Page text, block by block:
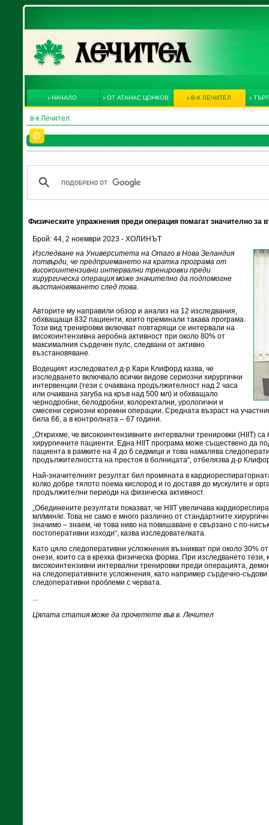
НАЧАЛО ОТ АТАНАС ЦОНКОВ В-К ЛЕЧИТЕЛ
в-к Лечител
Физическите упражнения преди операция помагат значително за
Брой: 44, 2 ноември 2023 - ХОЛИНЪТ
Изследване на Университета на Отаго в Нова Зеландия
потвърди, че предприемането на кратка програма от
високоинтензивни интервални тренировки преди
хирургическа операция може значително да подпомогне
възстановяването след това.
Авторите му направили обзор и анализ на 12 изследвания,
обхващащи 832 пациенти, които преминали такава програма.
Този вид тренировки включват повтарящи се интервали на
високоинтензивна аеробна активност при около 80% от
максималния сърдечен пулс, следвани от активно
възстановяване.
Водещият изследовател д-р Кари Клифорд казва, че
изследването включвало всички видове сериозни хирургични
интервенции (тези с очаквана продължителност над 2 часа
или очаквана загуба на кръв над 500 мл) и обхващало
чернодробни, белодробни, колоректални, урологични и
смесени сериозни коремни операции. Средната възраст на
била 66, а в контролната – 67 години.
„Открихме, че високоинтензивните интервални тренировки (HIIT)
хирургичните пациенти. Една HIIT програма може съществено да
пациента в рамките на 4 до 6 седмици и това намалява
продължителността на престоя в болницата“, отбелязва д-р
Най-значителният резултат бил промяната в
колко добре тялото поема кислород и го доставя до мускулите и
продължителни периоди на физическа активност.
„Обединените резултати показват, че HIIT увеличава
мл/мин/кг. Това не само е много различно от стандартните
значимо – знаем, че това ниво на повишаване е свързано с по-
постоперативни изходи“, казва изследователката.
Като цяло следоперативни усложнения възникват при около 30%
онези, които са в крехка физическа форма. При изследването тези,
високоинтензивни интервални тренировки преди операцията,
на следоперативните усложнения, като например сърдечно-
следоперативни проблеми с червата.
...
Цялата статия може да прочетете във в. Лечител